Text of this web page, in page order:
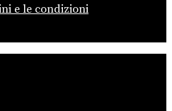
e le condizioni